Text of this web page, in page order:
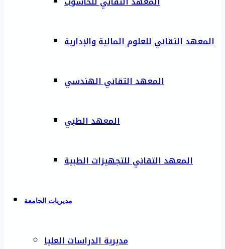
المعهد التقاني للعلوم المالية والإدارية
المعهد التقاني الهندسي
المعهد الطبي
المعهد التقاني للتجهيزات الطبية
مديريات الجامعة
مديرية الدراسات العليا